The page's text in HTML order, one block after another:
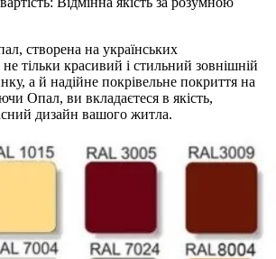
створена на українських
тільки красивий і стильний зовнішній
а й надійне покрівельне покриття на
Опал, ви вкладаєтеся в якість,
дизайн вашого житла.